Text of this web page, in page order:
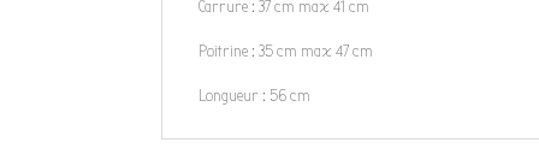
Carrure : 37 cm max 41 cm
Poitrine : 35 cm max 47 cm
Longueur : 56 cm